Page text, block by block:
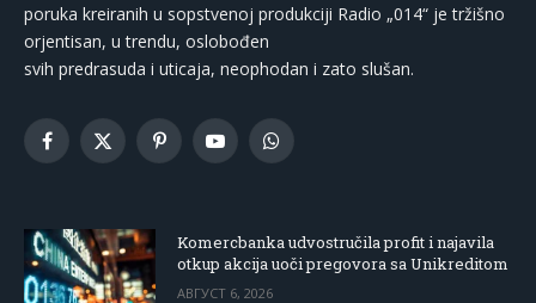
poruka kreiranih u sopstvenoj produkciji Radio „014“ je tržišno
orjentisan, u trendu, oslobođen
svih predrasuda i uticaja, neophodan i zato slušan.
Facebook
X
PinterestYouTubeWhatsApp
Komercbanka udvostručila profit i najavila
otkup akcija uoči pregovora sa Unikreditom
АВГУСТ 6, 2026